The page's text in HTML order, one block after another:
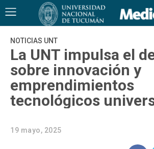
NOTICIAS UNT
La UNT impulsa el
sobre innovación y
emprendimientos
tecnológicos
19 mayo, 2025